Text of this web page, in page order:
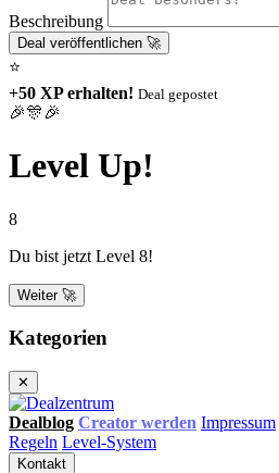
Beschreibung
Deal veröffentlichen 🚀
⭐
+50 XP erhalten! Deal gepostet
🎉🎊🎉
Level Up!
8
Du bist jetzt Level 8!
Weiter 🚀
Kategorien
✕
Dealblog Creator werden Impressum
Regeln Level-System
Kontakt